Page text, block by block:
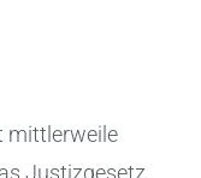
mittlerweile